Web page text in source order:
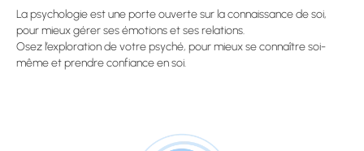
La psychologie est une porte ouverte sur la connaissance de soi,
pour mieux gérer ses émotions et ses relations.
Osez l’exploration de votre psyché, pour mieux se connaître soi-
même et prendre confiance en soi.